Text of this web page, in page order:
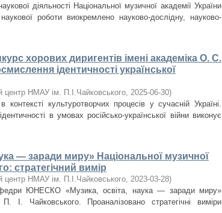
діяльності Національної музичної академії України
роботи виокремлено науково-дослідну, науково-
хорових диригентів імені академіка О. С.
ідентичності української
центр НМАУ ім. П.І.Чайковського, 2025-06-30)
контексті культуротворчих процесів у сучасній Україні.
в умовах російсько-української війни виконує
— заради миру» Національної музичної
стратегічний вимір
центр НМАУ ім. П.І.Чайковського, 2023-03-28)
ЮНЕСКО «Музика, освіта, наука — заради миру»
І. Чайковського. Проаналізовано стратегічні виміри